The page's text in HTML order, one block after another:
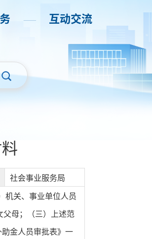
—— 互动交流
社会事业服务局
机关、事业单位人员
母；（三）上述范
金人员审批表》一